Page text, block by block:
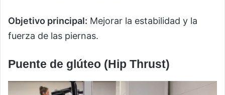
Objetivo principal: Mejorar la estabilidad y la
fuerza de las piernas.
Puente de glúteo (Hip Thrust)